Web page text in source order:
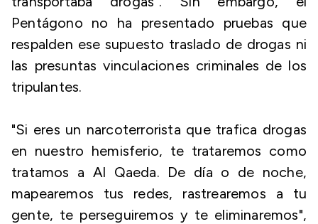
Pentágono no ha presentado pruebas que
respalden ese supuesto traslado de drogas ni
las presuntas vinculaciones criminales de los
tripulantes.
"Si eres un narcoterrorista que trafica drogas
en nuestro hemisferio, te trataremos como
tratamos a Al Qaeda. De día o de noche,
mapearemos tus redes, rastrearemos a tu
gente, te perseguiremos y te eliminaremos",